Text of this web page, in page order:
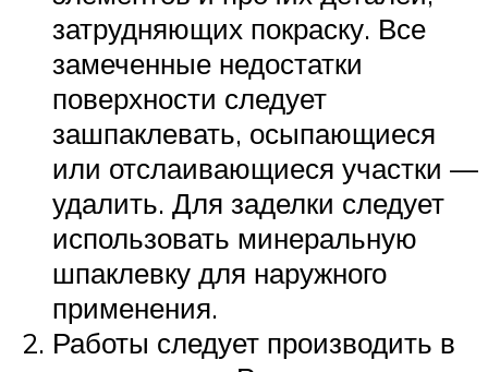
затрудняющих покраску. Все
замеченные недостатки
поверхности следует
зашпаклевать, осыпающиеся
или отслаивающиеся участки —
удалить. Для заделки следует
использовать минеральную
шпаклевку для наружного
применения.
Работы следует производить в